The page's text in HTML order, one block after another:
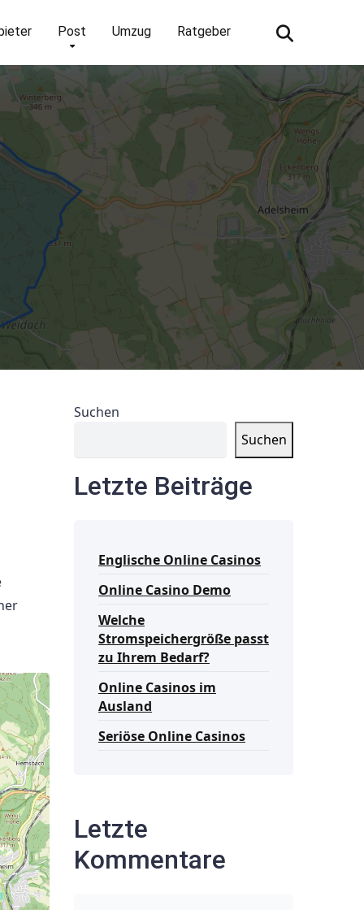
Post Umzug Ratgeber
Suchen
Suchen
Letzte Beiträge
Englische Online Casinos
Online Casino Demo
Welche
Stromspeichergröße passt
zu Ihrem Bedarf?
Online Casinos im
Ausland
Seriöse Online Casinos
Letzte
Kommentare